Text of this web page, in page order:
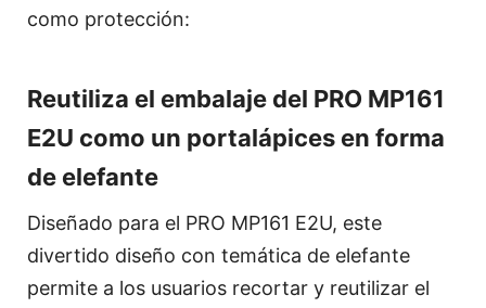
como protección:
Reutiliza el embalaje del PRO MP161
E2U como un portalápices en forma
de elefante
Diseñado para el PRO MP161 E2U, este
divertido diseño con temática de elefante
permite a los usuarios recortar y reutilizar el